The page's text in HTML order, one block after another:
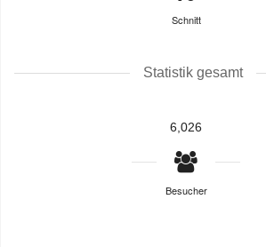
Schnitt
Statistik gesamt
6,026
Besucher